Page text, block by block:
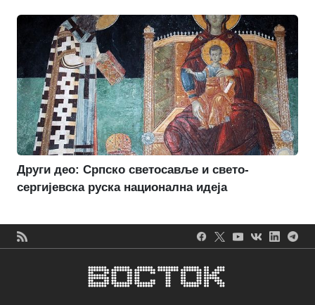
Други део: Српско светосавље и свето-
сергијевска руска национална идеја